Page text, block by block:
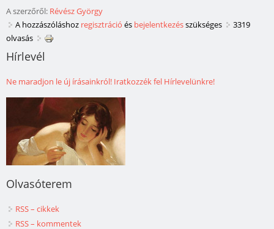
A szerzőről: Révész György
A hozzászóláshoz regisztráció és bejelentkezésszükséges
3319
olvasás
Hírlevél
Ne maradjon le új írásainkról! Iratkozzék fel Hírlevelünkre!
Olvasóterem
RSS – cikkek
RSS – kommentek